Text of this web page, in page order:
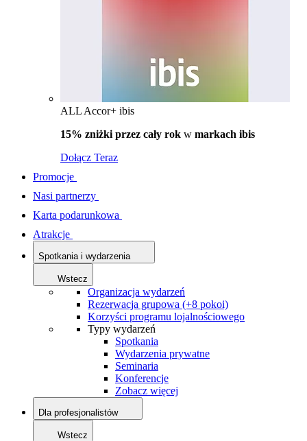
ALL Accor+ ibis
15% zniżki przez cały rok w markach ibis
Dołącz Teraz
Promocje
Nasi partnerzy
Karta podarunkowa
Atrakcje
Spotkania i wydarzenia
Wstecz
Organizacja wydarzeń
Rezerwacja grupowa (+8 pokoi)
Korzyści programu lojalnościowego
Typy wydarzeń
Spotkania
Wydarzenia prywatne
Seminaria
Konferencje
Zobacz więcej
Dla profesjonalistów
Wstecz